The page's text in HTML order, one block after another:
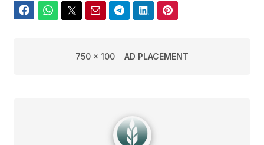
750 x 100 AD PLACEMENT